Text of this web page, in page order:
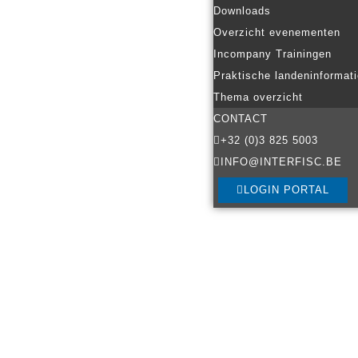
Downloads
Overzicht evenementen
Incompany Trainingen
Praktische
Thema overzicht
CONTACT
+32 (0)3 825 5003
INFO@INTERFISC.BE
LOGIN PORTAL